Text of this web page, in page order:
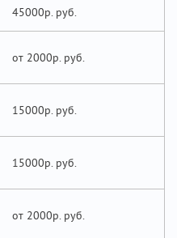
45000р.
от 2000р.
15000р.
15000р.
от 2000р.